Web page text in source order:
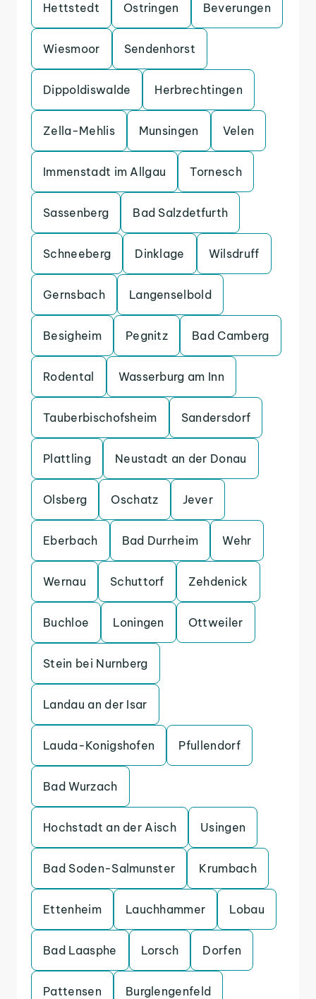
Hettstedt Ostringen Beverungen
Wiesmoor Sendenhorst
Dippoldiswalde Herbrechtingen
Zella-Mehlis Munsingen Velen
Immenstadt im Allgau Tornesch
Sassenberg Bad Salzdetfurth
Schneeberg Dinklage Wilsdruff
Gernsbach Langenselbold
Besigheim Pegnitz Bad Camberg
Rodental Wasserburg am Inn
Tauberbischofsheim Sandersdorf
Plattling Neustadt an der Donau
Olsberg Oschatz Jever
Eberbach Bad Durrheim Wehr
Wernau Schuttorf Zehdenick
Buchloe Loningen Ottweiler
Stein bei Nurnberg
Landau an der Isar
Lauda-Konigshofen Pfullendorf
Bad Wurzach
Hochstadt an der Aisch Usingen
Bad Soden-Salmunster Krumbach
Ettenheim Lauchhammer Lobau
Bad Laasphe Lorsch Dorfen
Pattensen Burglengenfeld